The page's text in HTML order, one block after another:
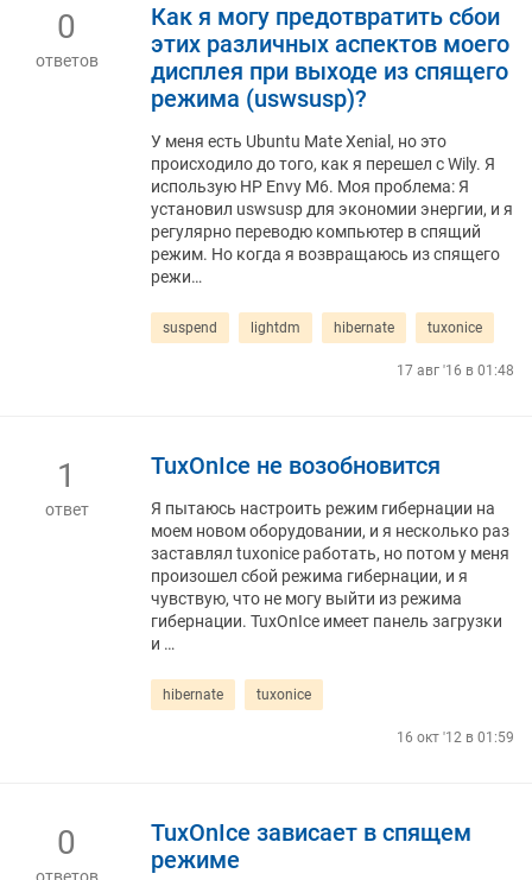
0
ответов
Как я могу предотвратить сбои
этих различных аспектов моего
дисплея при выходе из спящего
режима (uswsusp)?
У меня есть Ubuntu Mate Xenial, но это
происходило до того, как я перешел с Wily. Я
использую HP Envy M6. Моя проблема: Я
установил uswsusp для экономии энергии, и я
регулярно переводю компьютер в спящий
режим. Но когда я возвращаюсь из спящего
режи…
suspend lightdm hibernate tuxonice
17 авг '16 в 01:48
1
ответ
TuxOnIce не возобновится
Я пытаюсь настроить режим гибернации на
моем новом оборудовании, и я несколько раз
заставлял tuxonice работать, но потом у меня
произошел сбой режима гибернации, и я
чувствую, что не могу выйти из режима
гибернации. TuxOnIce имеет панель загрузки
и …
hibernate tuxonice
16 окт '12 в 01:59
0
TuxOnIce зависает в спящем
режиме